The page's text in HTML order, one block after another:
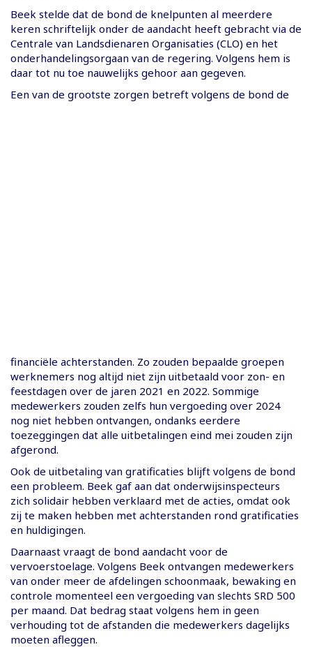
Beek stelde dat de bond de knelpunten al meerdere
keren schriftelijk onder de aandacht heeft gebracht via de
Centrale van Landsdienaren Organisaties (CLO) en het
onderhandelingsorgaan van de regering. Volgens hem is
daar tot nu toe nauwelijks gehoor aan gegeven.
Een van de grootste zorgen betreft volgens de bond de
financiële achterstanden. Zo zouden bepaalde groepen
werknemers nog altijd niet zijn uitbetaald voor zon- en
feestdagen over de jaren 2021 en 2022. Sommige
medewerkers zouden zelfs hun vergoeding over 2024
nog niet hebben ontvangen, ondanks eerdere
toezeggingen dat alle uitbetalingen eind mei zouden zijn
afgerond.
Ook de uitbetaling van gratificaties blijft volgens de bond
een probleem. Beek gaf aan dat onderwijsinspecteurs
zich solidair hebben verklaard met de acties, omdat ook
zij te maken hebben met achterstanden rond gratificaties
en huldigingen.
Daarnaast vraagt de bond aandacht voor de
vervoerstoelage. Volgens Beek ontvangen medewerkers
van onder meer de afdelingen schoonmaak, bewaking en
controle momenteel een vergoeding van slechts SRD 500
per maand. Dat bedrag staat volgens hem in geen
verhouding tot de afstanden die medewerkers dagelijks
moeten afleggen.